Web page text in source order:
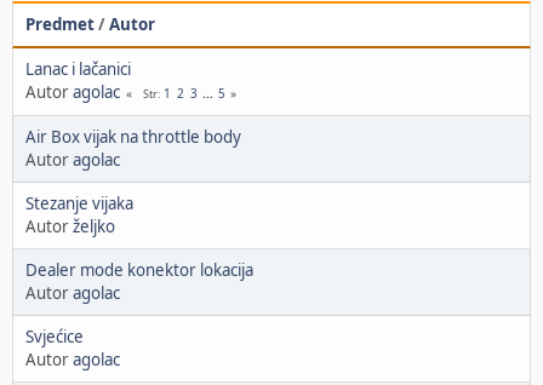
Predmet/Autor
Lanac i lačanici
Autoragolac Str 1 2 3 ... 5
Air Box vijak na throttle body
Autoragolac
Stezanje vijaka
Autorželjko
Dealer mode konektor lokacija
Autoragolac
Svjećice
Autoragolac